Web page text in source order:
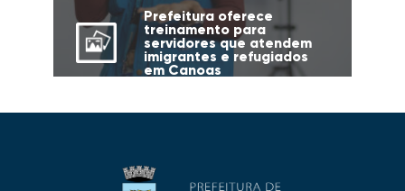
Prefeitura oferece
treinamento para
servidores que atendem
imigrantes e refugiados
em Canoas